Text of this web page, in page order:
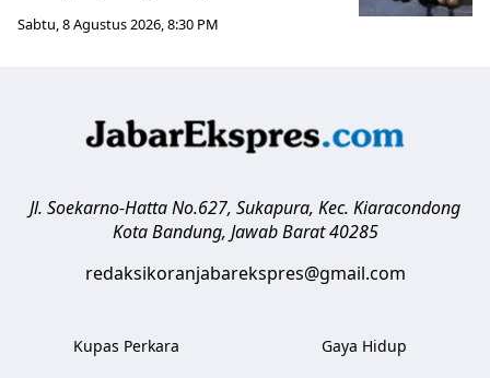
Sabtu, 8 Agustus 2026, 8:30 PM
Jl. Soekarno-Hatta No.627, Sukapura, Kec. Kiaracondong
Kota Bandung, Jawab Barat 40285
redaksikoranjabarekspres@gmail.com
Kupas Perkara
Gaya Hidup